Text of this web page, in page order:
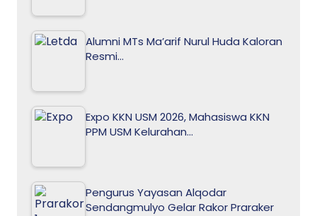
Alumni MTs Ma’arif Nurul Huda Kaloran
Resmi…
Expo KKN USM 2026, Mahasiswa KKN
PPM USM Kelurahan…
Pengurus Yayasan Alqodar
Sendangmulyo Gelar Rakor Praraker